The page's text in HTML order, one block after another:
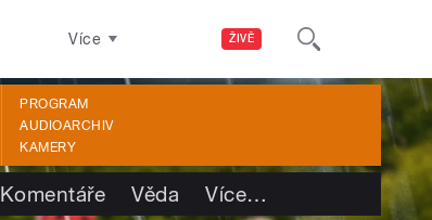
ŽIVĚ
Více
PROGRAM
AUDIOARCHIV
KAMERY
Komentáře Věda Více…